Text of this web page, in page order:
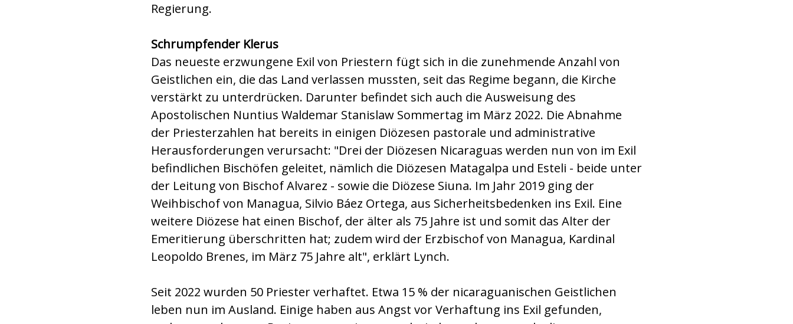
Regierung.
Schrumpfender Klerus
Das neueste erzwungene Exil von Priestern fügt sich in die zunehmende Anzahl von
Geistlichen ein, die das Land verlassen mussten, seit das Regime begann, die Kirche
verstärkt zu unterdrücken. Darunter befindet sich auch die Ausweisung des
Apostolischen Nuntius Waldemar Stanislaw Sommertag im März 2022. Die Abnahme
der Priesterzahlen hat bereits in einigen Diözesen pastorale und administrative
Herausforderungen verursacht: "Drei der Diözesen Nicaraguas werden nun von im Exil
befindlichen Bischöfen geleitet, nämlich die Diözesen Matagalpa und Esteli - beide unter
der Leitung von Bischof Alvarez - sowie die Diözese Siuna. Im Jahr 2019 ging der
Weihbischof von Managua, Silvio Báez Ortega, aus Sicherheitsbedenken ins Exil. Eine
weitere Diözese hat einen Bischof, der älter als 75 Jahre ist und somit das Alter der
Emeritierung überschritten hat; zudem wird der Erzbischof von Managua, Kardinal
Leopoldo Brenes, im März 75 Jahre alt", erklärt Lynch.
Seit 2022 wurden 50 Priester verhaftet. Etwa 15 % der nicaraguanischen Geistlichen
leben nun im Ausland. Einige haben aus Angst vor Verhaftung ins Exil gefunden,